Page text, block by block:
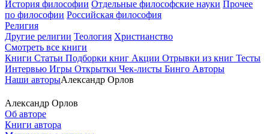
История философии Отдельные философские науки Прочее
по философии Российская философия
Религия
Другие религии Теология Христианство
Смотреть все книги
Книги Статьи Подборки книг Акции Отрывки из книг Тесты
Интервью Игры Открытки Чек-листы Бинго Авторы
Наши авторыАлександр Орлов
Александр Орлов
Об авторе
Книги автора